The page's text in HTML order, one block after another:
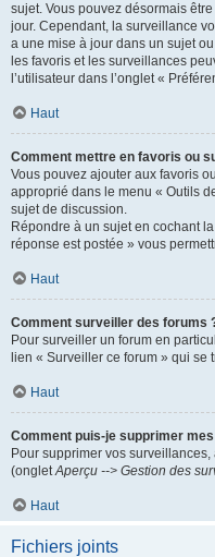
sujet. Vous pouvez désormais
jour. Cependant, la surveillance
a une mise à jour dans un sujet
les favoris et les surveillances
l’utilisateur dans l’onglet «
Haut
Comment mettre en favoris ou
Vous pouvez ajouter aux favoris
approprié dans le menu « Outils
sujet de discussion.
Répondre à un sujet en cochant
réponse est postée » vous
Haut
Comment surveiller des forums
Pour surveiller un forum en
lien « Surveiller ce forum » qui se
Haut
Comment puis-je supprimer
Pour supprimer vos
(ongletAperçu --> Gestion des
Haut
Fichiers joints